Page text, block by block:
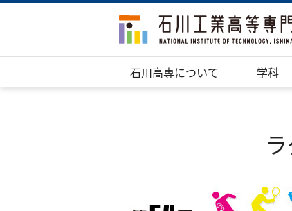
石川高専について 学科